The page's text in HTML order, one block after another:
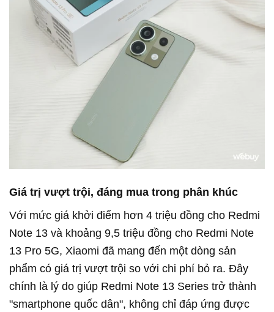
Giá trị vượt trội, đáng mua trong phân khúc
Với mức giá khởi điểm hơn 4 triệu đồng cho Redmi
Note 13 và khoảng 9,5 triệu đồng cho Redmi Note
13 Pro 5G, Xiaomi đã mang đến một dòng sản
phẩm có giá trị vượt trội so với chi phí bỏ ra. Đây
chính là lý do giúp Redmi Note 13 Series trở thành
"smartphone quốc dân", không chỉ đáp ứng được